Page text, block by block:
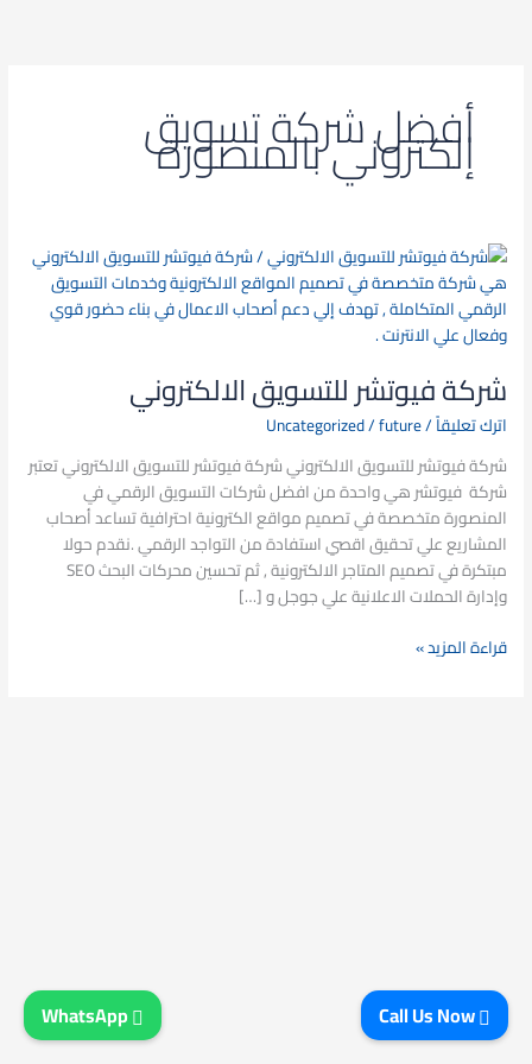
أفضل شركة تسويق
إلكتروني بالمنصورة
شركة فيوتشر للتسويق الالكتروني
اترك تعليقاً/
Uncategorized/future
شركة فيوتشر للتسويق الالكتروني شركة فيوتشر للتسويق الالكتروني تعتبر
شركة فيوتشر هي واحدة من افضل شركات التسويق الرقمي في
المنصورة متخصصة في تصميم مواقع الكترونية احترافية تساعد أصحاب
المشاريع علي تحقيق اقصي استفادة من التواجد الرقمي .نقدم حولا
مبتكرة في تصميم المتاجر الالكترونية , ثم تحسين محركات البحث SEO
وإدارة الحملات الاعلانية علي جوجل و […]
شركة
فيوتشر
للتسويق
الالكتروني
قراءة المزيد »